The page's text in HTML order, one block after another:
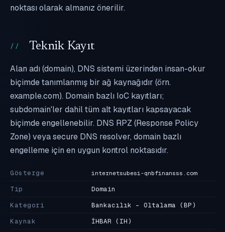
noktası olarak almanız önerilir.
Teknik Kayıt
Alan adı (domain), DNS sistemi üzerinden insan-okur
biçimde tanımlanmış bir ağ kaynağıdır (örn.
example.com). Domain bazlı IoC kayıtları;
subdomain'ler dahil tüm alt kayıtları kapsayacak
biçimde engellenebilir. DNS RPZ (Response Policy
Zone) veya secure DNS resolver, domain bazlı
engelleme için en uygun kontrol noktasıdır.
Gösterge internetsubesi-qnbfinansss.com
Tip
Domain
Kategori
Bankacılık - Oltalama (BP)
Kaynak
İHBAR (IH)